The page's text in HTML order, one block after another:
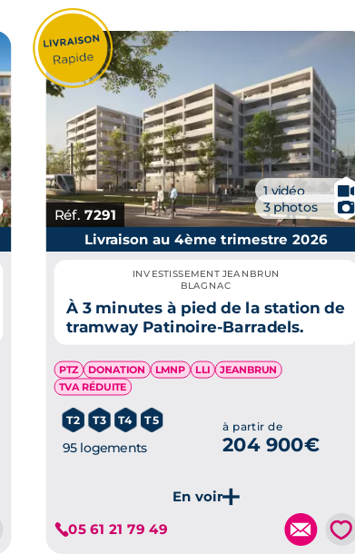
Réf.7291
1 vidéo 🎥
3 photos 📷
Je découvre ce programme
Livraison au 4ème trimestre 2026
INVESTISSEMENT JEANBRUN
BLAGNAC
À 3 minutes à pied de la station de
tramway Patinoire-Barradels.
PTZ DONATION LMNP LLI
JEANBRUN
TVA RÉDUITE
T2 T3 T4 T5
95 logements
à partir de
204 900€
05 61 21 79 49 💗